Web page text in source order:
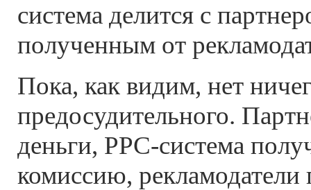
система делится с
полученным от
Пока, как видим, нет
предосудительного.
деньги, PPC-система
комиссию,